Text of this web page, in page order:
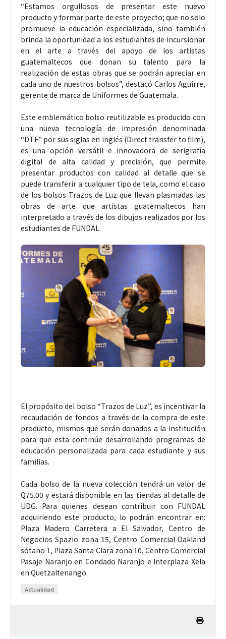
“Estamos orgullosos de presentar este nuevo
producto y formar parte de este proyecto; que no solo
promueve la educación especializada, sino también
brinda la oportunidad a los estudiantes de incursionar
en el arte a través del apoyo de los artistas
guatemaltecos que donan su talento para la
realización de estas obras que se podrán apreciar en
cada uno de nuestros bolsos”, destacó Carlos Aguirre,
gerente de marca de Uniformes de Guatemala.
Este emblemático bolso reutilizable es producido con
una nueva tecnología de impresión denominada
“DTF” por sus siglas en inglés (Direct transfer to film),
es una opción versátil e innovadora de serigrafía
digital de alta calidad y precisión, que permite
presentar productos con calidad al detalle que se
puede transferir a cualquier tipo de tela, como el caso
de los bolsos Trazos de Luz que llevan plasmadas las
obras de arte que artistas guatemaltecos han
interpretado a través de los dibujos realizados por los
estudiantes de FUNDAL.
El propósito del bolso “Trazos de Luz”, es incentivar la
recaudación de fondos a través de la compra de este
producto, mismos que serán donados a la institución
para que esta continúe desarrollando programas de
educación personalizada para cada estudiante y sus
familias.
Cada bolso de la nueva colección tendrá un valor de
Q75.00 y estará disponible en las tiendas al detalle de
UDG. Para quienes desean contribuir con FUNDAL
adquiriendo este producto, lo podrán encontrar en:
Plaza Madero Carretera a El Salvador, Centro de
Negocios Spazio zona 15, Centro Comercial Oakland
sótano 1, Plaza Santa Clara zona 10, Centro Comercial
Pasaje Naranjo en Condado Naranjo e Interplaza Xela
en Quetzaltenango.
Actualidad